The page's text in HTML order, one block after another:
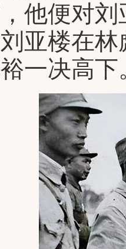
他便对
亚楼在
一决高下